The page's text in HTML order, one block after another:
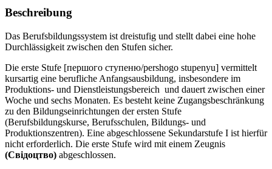
Beschreibung
Das Berufsbildungssystem ist dreistufig und stellt dabei eine hohe
Durchlässigkeit zwischen den Stufen sicher.
Die erste Stufe [першого ступеню/pershogo stupenyu] vermittelt
kursartig eine berufliche Anfangsausbildung, insbesondere im
Produktions- und Dienstleistungsbereich und dauert zwischen einer
Woche und sechs Monaten. Es besteht keine Zugangsbeschränkung
zu den Bildungseinrichtungen der ersten Stufe
(Berufsbildungskurse, Berufsschulen, Bildungs- und
Produktionszentren). Eine abgeschlossene Sekundarstufe I ist hierfür
nicht erforderlich. Die erste Stufe wird mit einem Zeugnis
(Свiдоцтво) abgeschlossen.